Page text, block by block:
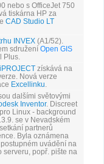
nebo s OfficeJet 750
tiskárna HP za
CAD Studio LT
INVEX (A1/52).
sdružení Open GIS
Plus.
iPROJECT získává na
Nová verze
Excellinku
dalšími světovými
Inventor. Discreet
Linux - background
se v Nevadském
partnerů
Byla oznámena
uvádění na
serveru, popř. pište na